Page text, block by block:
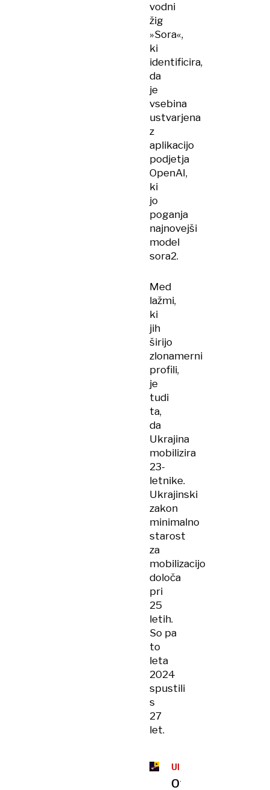
vodni
žig
»Sora«,
ki
identificira,
da
je
vsebina
ustvarjena
z
aplikacijo
podjetja
OpenAI,
ki
jo
poganja
najnovejši
model
sora2.
Med
lažmi,
ki
jih
širijo
zlonamerni
profili,
je
tudi
ta,
da
Ukrajina
mobilizira
23-
letnike.
Ukrajinski
zakon
minimalno
starost
za
mobilizacijo
določa
pri
25
letih.
So pa
to
leta
2024
spustili
s
27
let.
UMETNA
INTELIGENCA
OpenAI